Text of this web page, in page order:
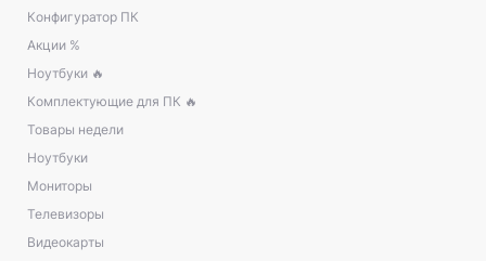
Конфигуратор ПК
Акции %
Ноутбуки 🔥
Комплектующие для ПК 🔥
Товары недели
Ноутбуки
Мониторы
Телевизоры
Видеокарты